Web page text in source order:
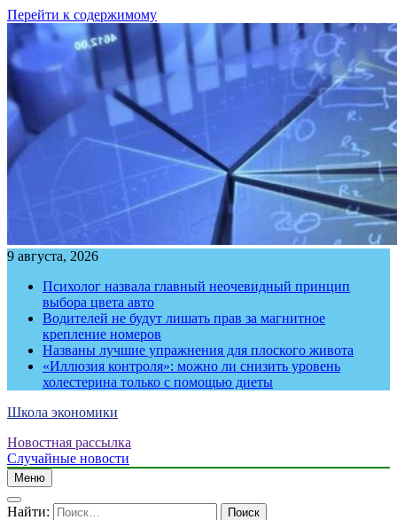
Перейти к содержимому
9 августа, 2026
Психолог назвала главный неочевидный принцип
выбора цвета авто
Водителей не будут лишать прав за магнитное
крепление номеров
Названы лучшие упражнения для плоского живота
«Иллюзия контроля»: можно ли снизить уровень
холестерина только с помощью диеты
Школа экономики
Новостная рассылка
Случайные новости
Меню
Найти: